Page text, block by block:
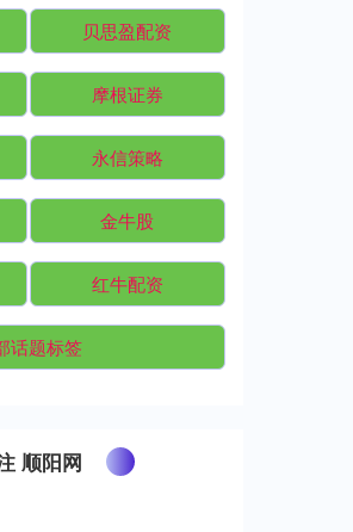
贝思盈配资
摩根证券
永信策略
金牛股
红牛配资
话题标签
顺阳网